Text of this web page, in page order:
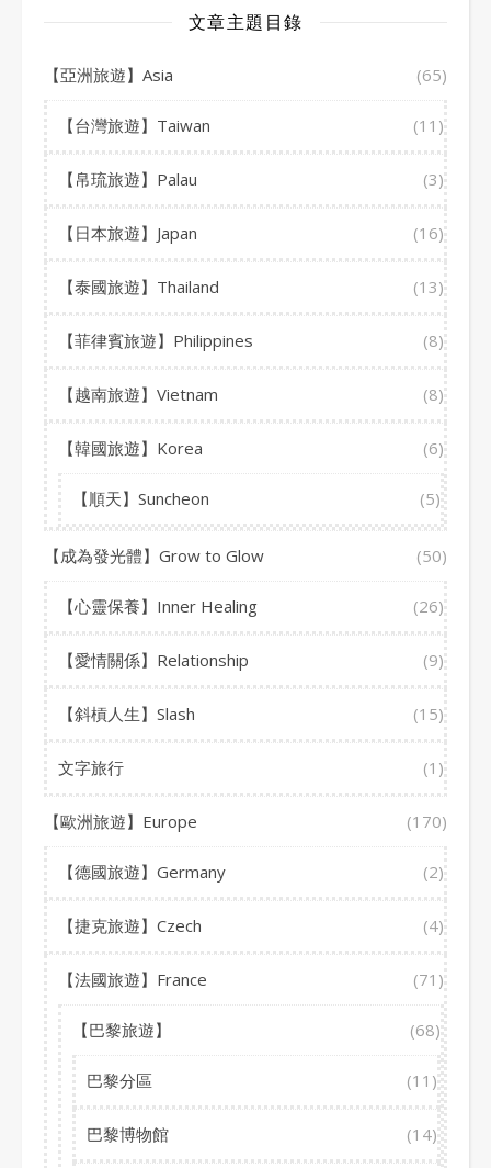
文章主題目錄
【亞洲旅遊】Asia (65)
【台灣旅遊】Taiwan (11)
【帛琉旅遊】Palau (3)
【日本旅遊】Japan (16)
【泰國旅遊】Thailand (13)
【菲律賓旅遊】Philippines (8)
【越南旅遊】Vietnam (8)
【韓國旅遊】Korea (6)
【順天】Suncheon (5)
【成為發光體】Grow to Glow (50)
【心靈保養】Inner Healing (26)
【愛情關係】Relationship (9)
【斜槓人生】Slash (15)
文字旅行 (1)
【歐洲旅遊】Europe (170)
【德國旅遊】Germany (2)
【捷克旅遊】Czech (4)
【法國旅遊】France (71)
【巴黎旅遊】 (68)
巴黎分區 (11)
巴黎博物館 (14)